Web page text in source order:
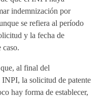
indemnización por
se refiera al período
y la fecha de
caso.
al final del
la solicitud de patente
hay forma de establecer,